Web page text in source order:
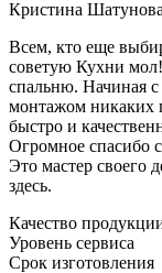
Кристина Шатунова
Всем, кто еще
советую Кухни
спальню. Начиная с
монтажом никаких
быстро и
Огромное спасибо
Это мастер своего
здесь.
Качество
Уровень сервиса
Срок изготовления